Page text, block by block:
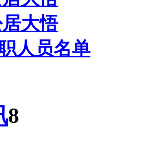
大悟
人员名单
8